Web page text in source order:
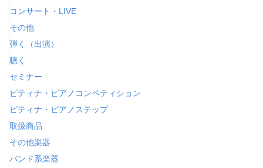
コンサート・LIVE
その他
弾く（出演）
聴く
セミナー
ピティナ・ピアノコンペティション
ピティナ・ピアノステップ
取扱商品
その他楽器
バンド系楽器